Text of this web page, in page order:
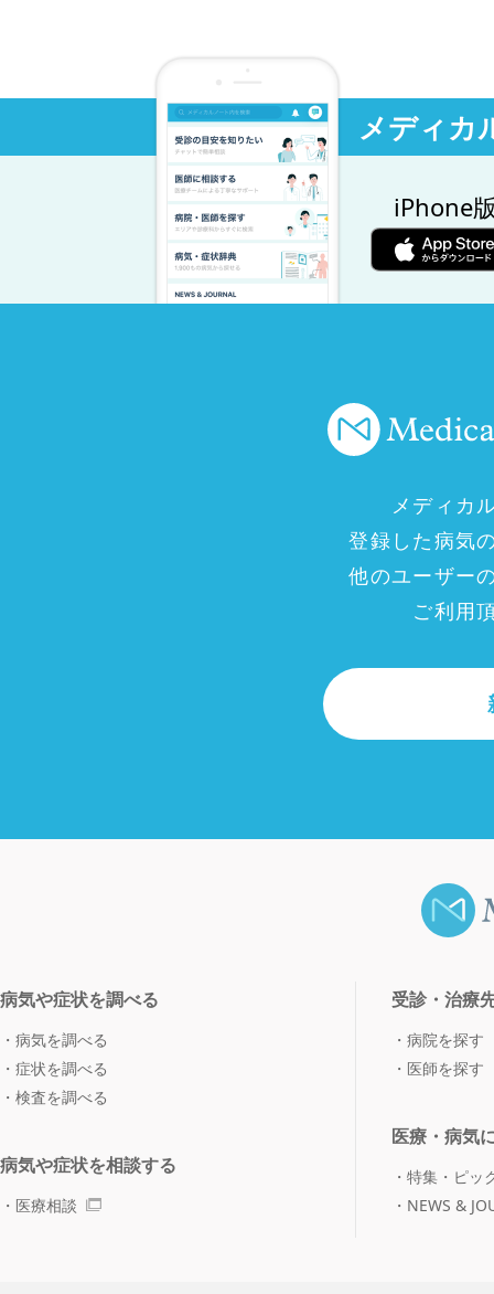
メディカ
iPhone
メディカ
登録した病気
他のユーザー
ご利用
病気や症状を調べる
病気を調べる
症状を調べる
検査を調べる
病気や症状を相談する
医療相談
受診・治療
病院を探す
医師を探す
医療・病気
特集・ピッ
NEWS &